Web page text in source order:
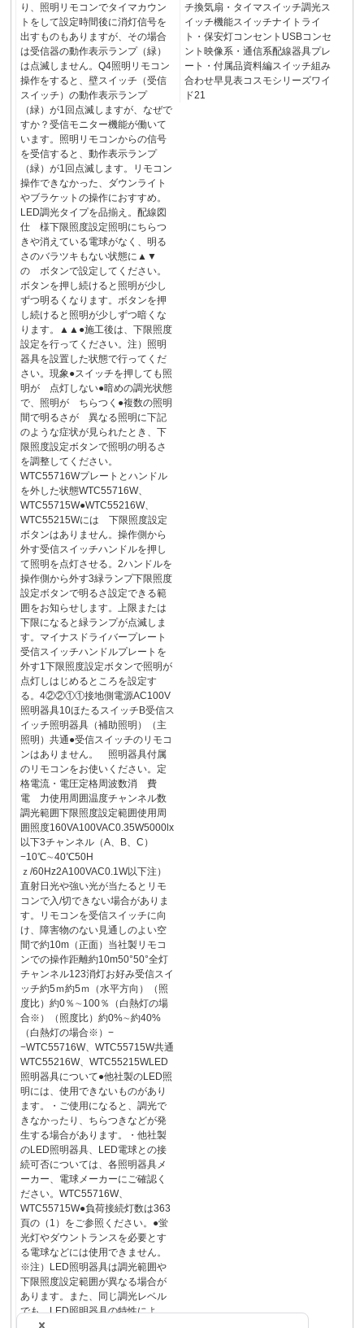
り、照明リモコンでタイマカウン
トをして設定時間後に消灯信号を
出すものもありますが、その場合
は受信器の動作表示ランプ（緑）
は点滅しません。Q4照明リモコン
操作をすると、壁スイッチ（受信
スイッチ）の動作表示ランプ
（緑）が1回点滅しますが、なぜで
すか？受信モニター機能が働いて
います。照明リモコンからの信号
を受信すると、動作表示ランプ
（緑）が1回点滅します。リモコン
操作できなかった、ダウンライト
やブラケットの操作におすすめ。
LED調光タイプを品揃え。配線図
仕 様下限照度設定照明にちらつ
きや消えている電球がなく、明る
さのバラツキもない状態に▲▼
の ボタンで設定してください。
ボタンを押し続けると照明が少し
ずつ明るくなります。ボタンを押
し続けると照明が少しずつ暗くな
ります。▲▲●施工後は、下限照度
設定を行ってください。注）照明
器具を設置した状態で行ってくだ
さい。現象●スイッチを押しても照
明が 点灯しない●暗めの調光状態
で、照明が ちらつく●複数の照明
間で明るさが 異なる照明に下記
のような症状が見られたとき、下
限照度設定ボタンで照明の明るさ
を調整してください。
WTC55716Wプレートとハンドル
を外した状態WTC55716W、
WTC55715W●WTC55216W、
WTC55215Wには 下限照度設定
ボタンはありません。操作側から
外す受信スイッチハンドルを押し
て照明を点灯させる。2ハンドルを
操作側から外す3緑ランプ下限照度
設定ボタンで明るさ設定できる範
囲をお知らせします。上限または
下限になると緑ランプが点滅しま
す。マイナスドライバープレート
受信スイッチハンドルプレートを
外す1下限照度設定ボタンで照明が
点灯しはじめるところを設定す
る。4②②①①接地側電源AC100V
照明器具10ほたるスイッチB受信ス
イッチ照明器具（補助照明）（主
照明）共通●受信スイッチのリモコ
ンはありません。 照明器具付属
のリモコンをお使いください。定
格電流・電圧定格周波数消 費
電 力使用周囲温度チャンネル数
調光範囲下限照度設定範囲使用周
囲照度160VA100VAC0.35W5000lx
以下3チャンネル（A、B、C）
−10℃∼40℃50H
ｚ/60Hz2A100VAC0.1W以下注）
直射日光や強い光が当たるとリモ
コンで入/切できない場合がありま
す。リモコンを受信スイッチに向
け、障害物のない見通しのよい空
間で約10m（正面）当社製リモコ
ンでの操作距離約10m50°50°全灯
チャンネル123消灯お好み受信スイ
ッチ約5ｍ約5ｍ（水平方向）（照
度比）約0％∼100％（白熱灯の場
合※）（照度比）約0%∼約40%
（白熱灯の場合※）−
−WTC55716W、WTC55715W共通
WTC55216W、WTC55215WLED
照明器具について●他社製のLED照
明には、使用できないものがあり
ます。・ご使用になると、調光で
きなかったり、ちらつきなどが発
生する場合があります。・他社製
のLED照明器具、LED電球との接
続可否については、各照明器具メ
ーカー、電球メーカーにご確認く
ださい。WTC55716W、
WTC55715W●負荷接続灯数は363
頁の（1）をご参照ください。●蛍
光灯やダウントランスを必要とす
る電球などには使用できません。
※注）LED照明器具は調光範囲や
下限照度設定範囲が異なる場合が
あります。また、同じ調光レベル
でも、LED照明器具の特性によ
チ換気扇・タイマスイッチ調光ス
イッチ機能スイッチナイトライ
ト・保安灯コンセントUSBコンセ
ント映像系・通信系配線器具プレ
ート・付属品資料編スイッチ組み
合わせ早見表コスモシリーズワイ
ド21